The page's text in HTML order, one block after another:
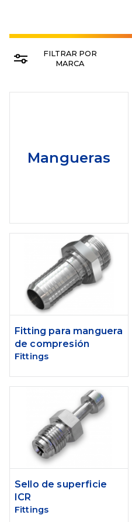
FILTRAR POR
MARCA
Mangueras
Fitting para manguera
de compresión
Fittings
Sello de superficie
ICR
Fittings